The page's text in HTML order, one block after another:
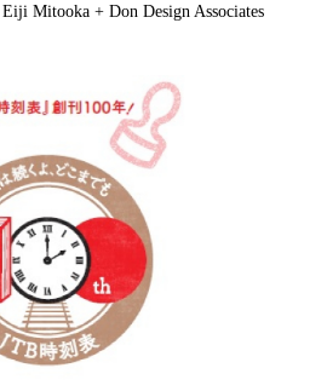
Mitooka + Don Design Associates